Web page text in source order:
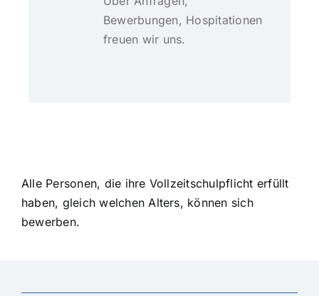
Bewerbungen, Hospitationen
freuen wir uns.
Alle Personen, die ihre Vollzeitschulpflicht erfüllt
haben, gleich welchen Alters, können sich
bewerben.